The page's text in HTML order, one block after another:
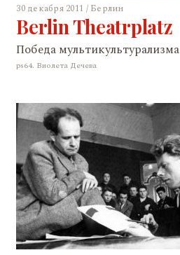
30 декабря 2011 / Берлин
Berlin Theatrplatz
Победа мультикультурализма
ps64. Виолета Дечева